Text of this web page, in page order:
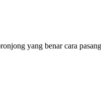
yang benar cara